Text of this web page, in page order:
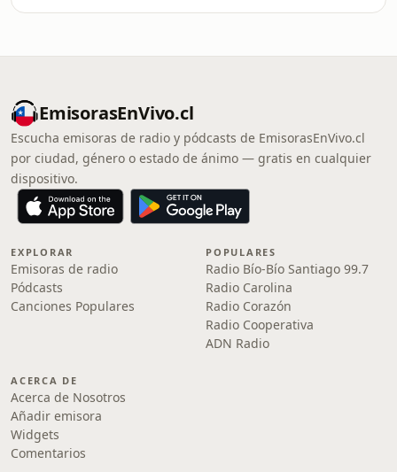
EmisorasEnVivo.cl
Escucha emisoras de radio y pódcasts de EmisorasEnVivo.cl
por ciudad, género o estado de ánimo — gratis en cualquier
dispositivo.
EXPLORAR
Emisoras de radio
Pódcasts
Canciones Populares
POPULARES
Radio Bío-Bío Santiago 99.7
Radio Carolina
Radio Corazón
Radio Cooperativa
ADN Radio
ACERCA DE
Acerca de Nosotros
Añadir emisora
Widgets
Comentarios